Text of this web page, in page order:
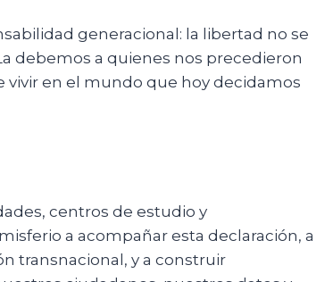
generacional: la libertad no se
debemos a quienes nos precedieron
vivir en el mundo que hoy decidamos
centros de estudio y
a acompañar esta declaración, a
transnacional, y a construir